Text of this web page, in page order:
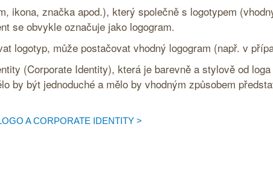
ikona, značka apod.), který společně s logotypem
se obvykle označuje jako logogram.
logotyp, může postačovat vhodný logogram (např. v
(Corporate Identity), která je barevně a stylově od
by být jednoduché a mělo by vhodným způsobem
A CORPORATE IDENTITY